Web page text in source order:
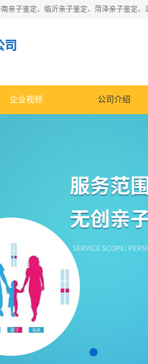
司
企业视频 公司介绍